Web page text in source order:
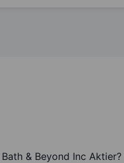
& Beyond Inc Aktier?